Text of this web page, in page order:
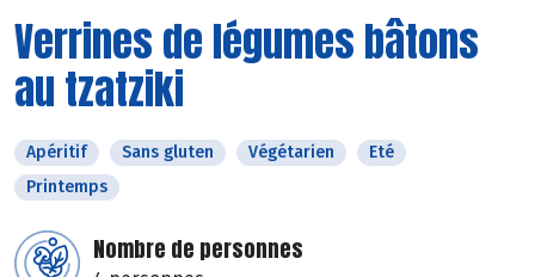
Verrines de légumes bâtons
au tzatziki
Apéritif Sans gluten Végétarien
Eté
Printemps
Nombre de personnes